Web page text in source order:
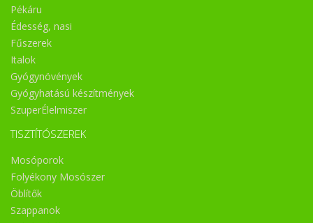
Pékáru
Édesség, nasi
Fűszerek
Italok
Gyógynövények
Gyógyhatású készítmények
SzuperÉlelmiszer
TISZTÍTÓSZEREK
Mosóporok
Folyékony Mosószer
Öblítők
Szappanok